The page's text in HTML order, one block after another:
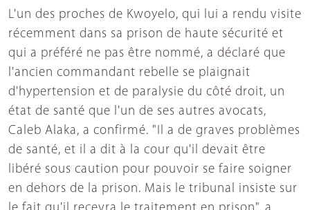
L'un des proches de Kwoyelo, qui lui a rendu visite
récemment dans sa prison de haute sécurité et
qui a préféré ne pas être nommé, a déclaré que
l'ancien commandant rebelle se plaignait
d'hypertension et de paralysie du côté droit, un
état de santé que l'un de ses autres avocats,
Caleb Alaka, a confirmé. "Il a de graves problèmes
de santé, et il a dit à la cour qu'il devait être
libéré sous caution pour pouvoir se faire soigner
en dehors de la prison. Mais le tribunal insiste sur